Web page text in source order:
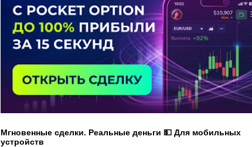
Мгновенные сделки. Реальные деньги 💵 Для мобильных
устройств